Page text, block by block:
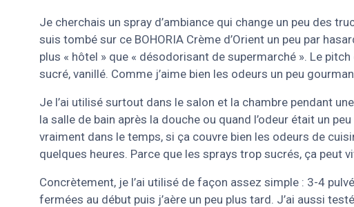
Je cherchais un spray d’ambiance qui change un peu des
suis tombé sur ce BOHORIA Crème d’Orient un peu par
plus « hôtel » que « désodorisant de supermarché ». Le
sucré, vanillé. Comme j’aime bien les odeurs un peu
Je l’ai utilisé surtout dans le salon et la chambre pendant
la salle de bain après la douche ou quand l’odeur était un
vraiment dans le temps, si ça couvre bien les odeurs de
quelques heures. Parce que les sprays trop sucrés, ça peut
Concrètement, je l’ai utilisé de façon assez simple : 3-4
fermées au début puis j’aère un peu plus tard. J’ai aussi